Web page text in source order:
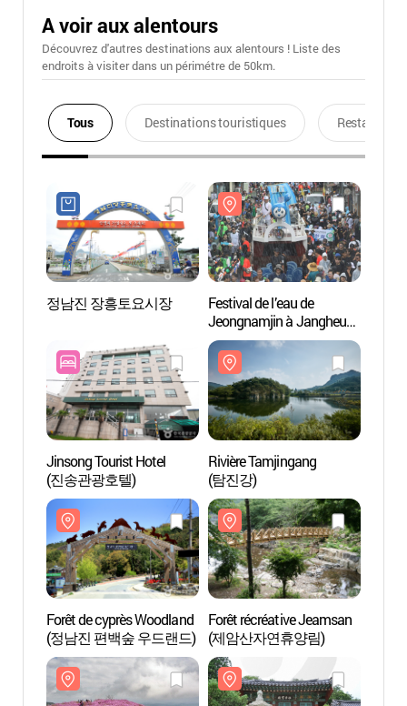
A voir aux alentours
Découvrez d'autres destinations aux alentours ! Liste des
endroits à visiter dans un périmétre de 50km.
Tous Destinations touristiques Restaurants
정남진 장흥토요시장
Festival de l’eau de
Jeongnamjin à Jangheung
(정남진장흥물축제)
Jinsong Tourist Hotel
(진송관광호텔)
Rivière Tamjingang
(탐진강)
Forêt de cyprès Woodland
(정남진 편백숲 우드랜드)
Forêt récréative Jeamsan
(제암산자연휴양림)